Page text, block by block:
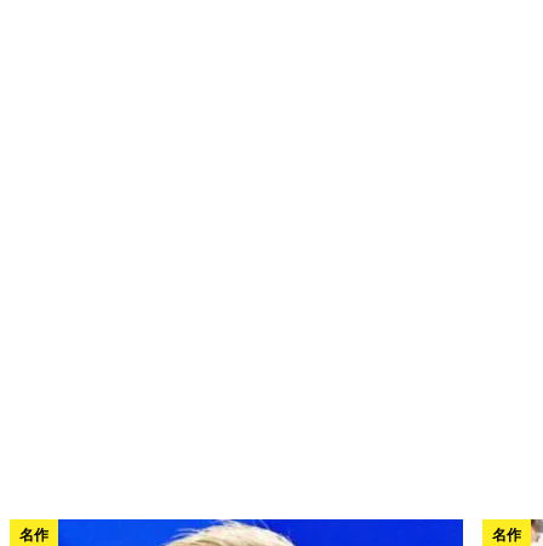
名作 名作